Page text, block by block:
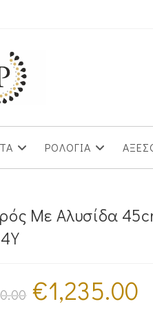
ΡΟΛΟΓΙΑ
Mε Aλυσίδα
Original
price
was:
€1,235.00